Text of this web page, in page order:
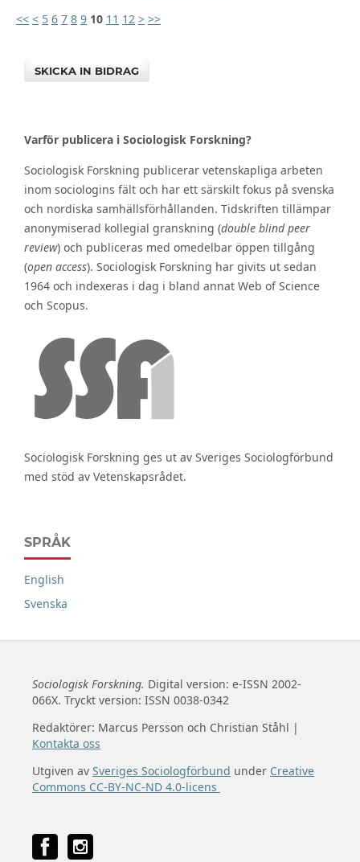
<< < 5 6 7 8 9 10 11 12 > >>
SKICKA IN BIDRAG
Varför publicera i Sociologisk Forskning?
Sociologisk Forskning publicerar vetenskapliga arbeten
inom sociologins fält och har ett särskilt fokus på svenska
och nordiska samhällsförhållanden. Tidskriften tillämpar
anonymiserad kollegial granskning (double blind peer
review) och publiceras med omedelbar öppen tillgång
(open access). Sociologisk Forskning har givits ut sedan
1964 och indexeras i dag i bland annat Web of Science
och Scopus.
Sociologisk Forskning ges ut av Sveriges Sociologförbund
med stöd av Vetenskapsrådet.
SPRÅK
English
Svenska
Sociologisk Forskning. Digital version: e-ISSN 2002-
066X. Tryckt version: ISSN 0038-0342
Redaktörer: Marcus Persson och Christian Ståhl |
Kontakta oss
Utgiven av Sveriges Sociologförbund under Creative
Commons CC-BY-NC-ND 4.0-licens